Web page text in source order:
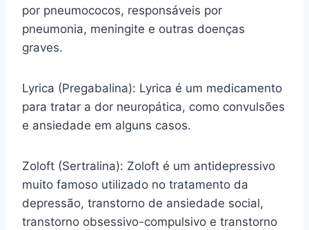
por pneumococos, responsáveis por
pneumonia, meningite e outras doenças
graves.
Lyrica (Pregabalina): Lyrica é um medicamento
para tratar a dor neuropática, como convulsões
e ansiedade em alguns casos.
Zoloft (Sertralina): Zoloft é um antidepressivo
muito famoso utilizado no tratamento da
depressão, transtorno de ansiedade social,
transtorno obsessivo-compulsivo e transtorno